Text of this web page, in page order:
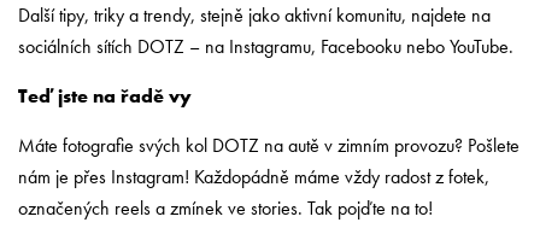
Další tipy, triky a trendy, stejně jako aktivní komunitu, najdete na
sociálních sítích DOTZ – na Instagramu, Facebooku nebo YouTube.
Teď jste na řadě vy
Máte fotografie svých kol DOTZ na autě v zimním provozu? Pošlete
nám je přes Instagram! Každopádně máme vždy radost z fotek,
označených reels a zmínek ve stories. Tak pojďte na to!